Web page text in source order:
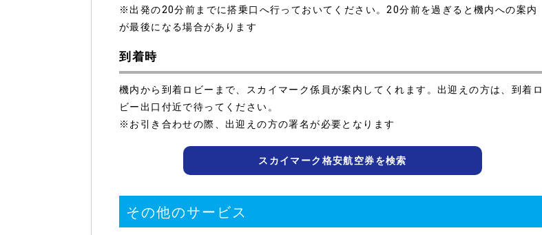
※出発の20分前までに搭乗口へ行っておいてください。20分前を過ぎると機内への案内
が最後になる場合があります
到着時
機内から到着ロビーまで、スカイマーク係員が案内してくれます。出迎えの方は、到着ロ
ビー出口付近で待ってください。
※お引き合わせの際、出迎えの方の署名が必要となります
スカイマーク格安航空券を検索
その他のサービス